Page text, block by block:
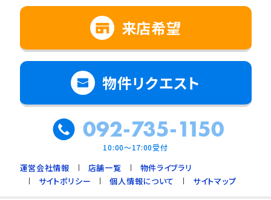
来店希望
物件リクエスト
092-735-1150
10:00～17:00受付
運営会社情報 店舗一覧
物件ライブラリ
サイトポリシー
個人情報について サイトマップ